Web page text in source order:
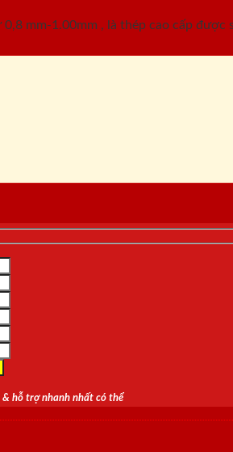
mm-1.00mm , là thép cao cấp
hỗ trợ nhanh nhất có thể